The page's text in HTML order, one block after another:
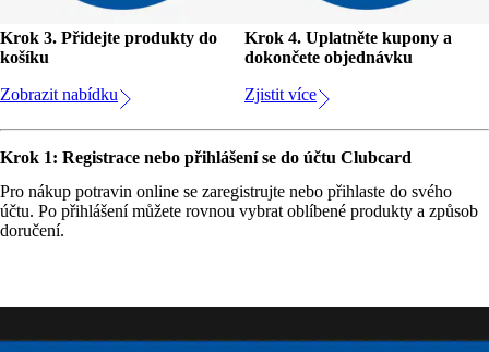
Krok 3. Přidejte produkty do
košíku
Zobrazit nabídku
Krok 4. Uplatněte kupony a
dokončete objednávku
Zjistit více
Krok 1: Registrace nebo přihlášení se do účtu Clubcard
Pro nákup potravin online se zaregistrujte nebo přihlaste do svého
účtu. Po přihlášení můžete rovnou vybrat oblíbené produkty a způsob
doručení.